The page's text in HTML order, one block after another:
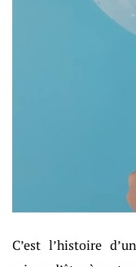
C’est l’histoire